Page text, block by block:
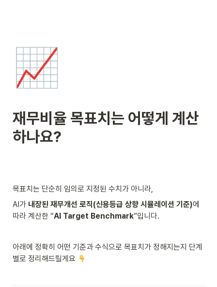
📈
재무비율 목표치는 어떻게 계산
하나요?
목표치는 단순히 임의로 지정된 수치가 아니라,
AI가 내장된 재무개선 로직(신용등급 상향 시뮬레이션 기준)에
따라 계산한 “AI Target Benchmark”입니다.
아래에 정확히 어떤 기준과 수식으로 목표치가 정해지는지 단계
별로 정리해드릴게요